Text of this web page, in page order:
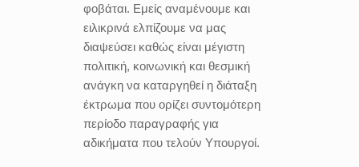
φοβάται. Εμείς αναμένουμε και
ειλικρινά ελπίζουμε να μας
διαψεύσει καθώς είναι μέγιστη
πολιτική, κοινωνική και θεσμική
ανάγκη να καταργηθεί η διάταξη
έκτρωμα που ορίζει συντομότερη
περίοδο παραγραφής για
αδικήματα που τελούν Υπουργοί.